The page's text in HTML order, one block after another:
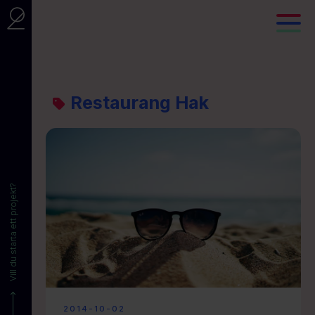
Vill du starta ett projekt?
Restaurang Hak
2014-10-02